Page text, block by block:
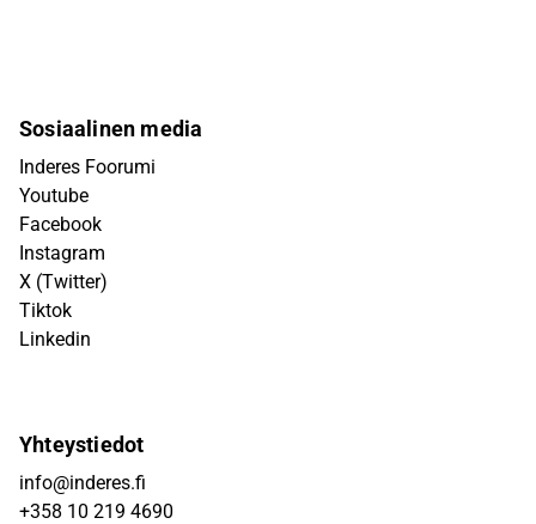
Sosiaalinen media
Inderes Foorumi
Youtube
Facebook
Instagram
X (Twitter)
Tiktok
Linkedin
Yhteystiedot
info@inderes.fi
+358 10 219 4690